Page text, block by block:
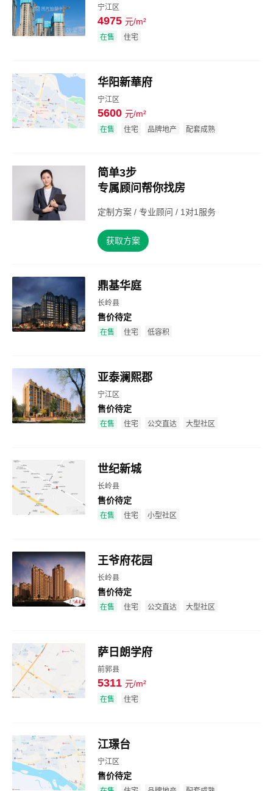
效果图
宁江区
4975 元/m²
在售 住宅
效果图
华阳新華府
宁江区
5600 元/m²
在售 住宅 品牌地产 配套成熟
简单3步
专属顾问帮你找房
定制方案 / 专业顾问 / 1对1服务
获取方案
效果图
鼎基华庭
长岭县
售价待定
在售 住宅 低容积
效果图
亚泰澜熙郡
宁江区
售价待定
在售 住宅 公交直达 大型社区
效果图
世纪新城
长岭县
售价待定
在售 住宅 小型社区
效果图
王爷府花园
长岭县
售价待定
在售 住宅 公交直达 大型社区
效果图
萨日朗学府
前郭县
5311 元/m²
在售 住宅
效果图
江璟台
宁江区
售价待定